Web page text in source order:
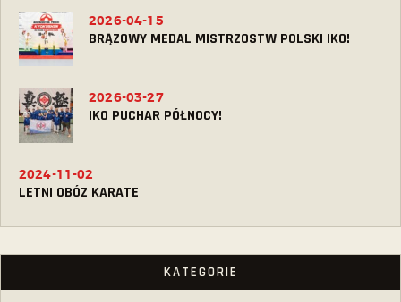
BRĄZOWY MEDAL MISTRZOSTW POLSKI IKO!
2026-04-15
IKO PUCHAR PÓŁNOCY!
2026-03-27
LETNI OBÓZ KARATE
2024-11-02
KATEGORIE